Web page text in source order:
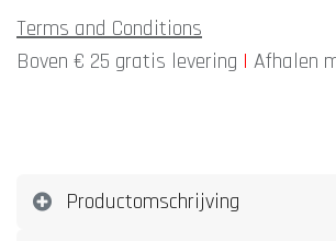
Terms and Conditions
Boven € 25 gratis levering | Afhalen
Productomschrijving